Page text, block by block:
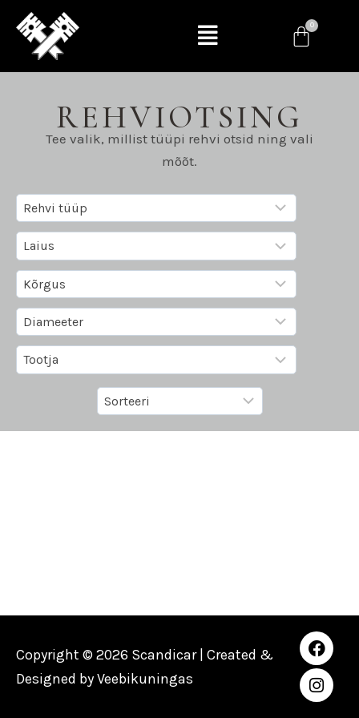
REHVIOTSING
Tee valik, millist tüüpi rehvi otsid ning vali
mõõt.
Copyright © 2026 Scandicar | Created &
Designed byVeebikuningas